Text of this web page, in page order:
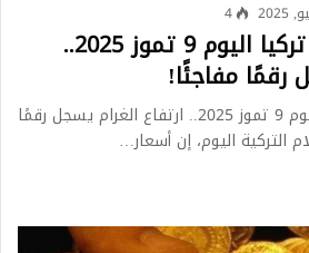
4
أسعار الذهب في تركيا اليوم 9 تموز 2025..
رقمًا مفاجئًا!
أسعار الذهب في تركيا اليوم 9 تموز 2025.. ارتفاع الغرام يسجل رقمًا
التركية اليوم، إن أسعار…